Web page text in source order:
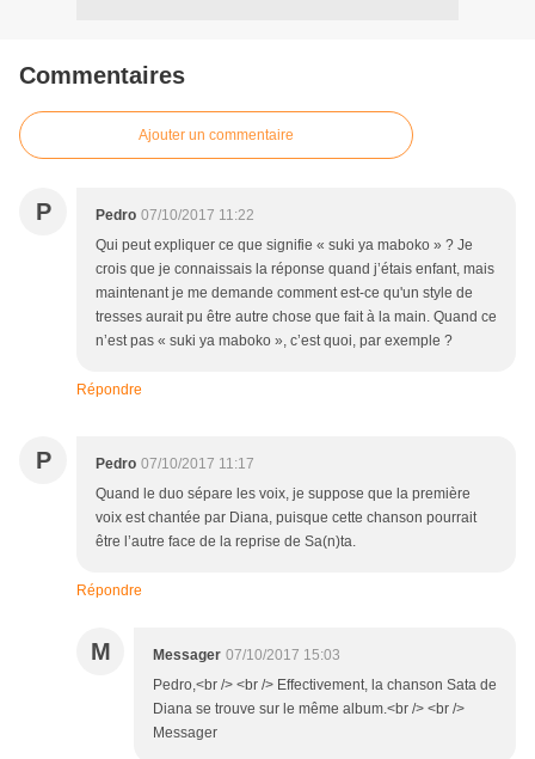
Commentaires
Ajouter un commentaire
P Pedro 07/10/2017 11:22
Qui peut expliquer ce que signifie « suki ya maboko » ? Je
crois que je connaissais la réponse quand j’étais enfant, mais
maintenant je me demande comment est-ce qu'un style de
tresses aurait pu être autre chose que fait à la main. Quand ce
n’est pas « suki ya maboko », c’est quoi, par exemple ?
Répondre
P Pedro 07/10/2017 11:17
Quand le duo sépare les voix, je suppose que la première
voix est chantée par Diana, puisque cette chanson pourrait
être l’autre face de la reprise de Sa(n)ta.
Répondre
M Messager 07/10/2017 15:03
Pedro,<br /> <br /> Effectivement, la chanson Sata de
Diana se trouve sur le même album.<br /> <br />
Messager